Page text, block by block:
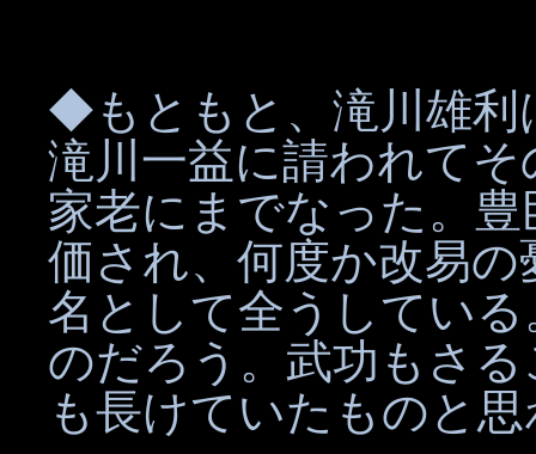
◆もともと、滝川雄利
滝川一益に請われて
家老にまでなった。
価され、何度か改易
名として全うしてい
のだろう。武功もさ
も長けていたものと